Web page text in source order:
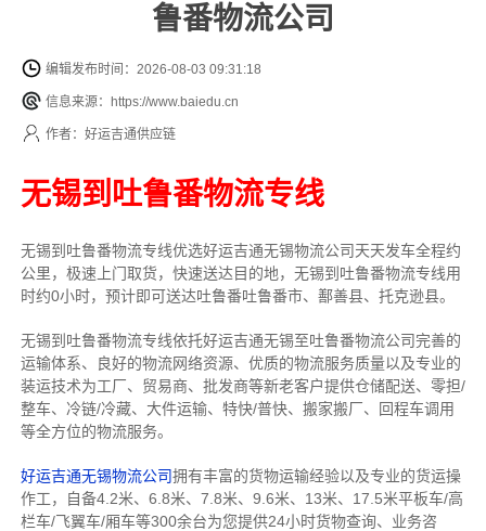
鲁番物流公司
编辑发布时间：2026-08-03 09:31:18
信息来源：https://www.baiedu.cn
作者：好运吉通供应链
无锡到吐鲁番物流专线
无锡到吐鲁番物流专线优选好运吉通无锡物流公司天天发车全程约
公里， 极速上门取货，快速送达目的地，无锡到吐鲁番物流专线用
时约0小时，预计即可送达吐鲁番吐鲁番市、鄯善县、托克逊县。
无锡到吐鲁番物流专线依托好运吉通无锡至吐鲁番物流公司完善的
运输体系、良好的物流网络资源、优质的物流服务质量以及专业的
装运技术为工厂、贸易商、批发商等新老客户提供仓储配送、零担/
整车、冷链/冷藏、大件运输、特快/普快、搬家搬厂、回程车调用
等全方位的物流服务。
好运吉通无锡物流公司拥有丰富的货物运输经验以及专业的货运操
作工，自备4.2米、6.8米、7.8米、9.6米、13米、17.5米平板车/高
栏车/飞翼车/厢车等300余台为您提供24小时货物查询、业务咨